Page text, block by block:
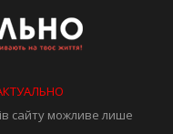
сайту можливе лише